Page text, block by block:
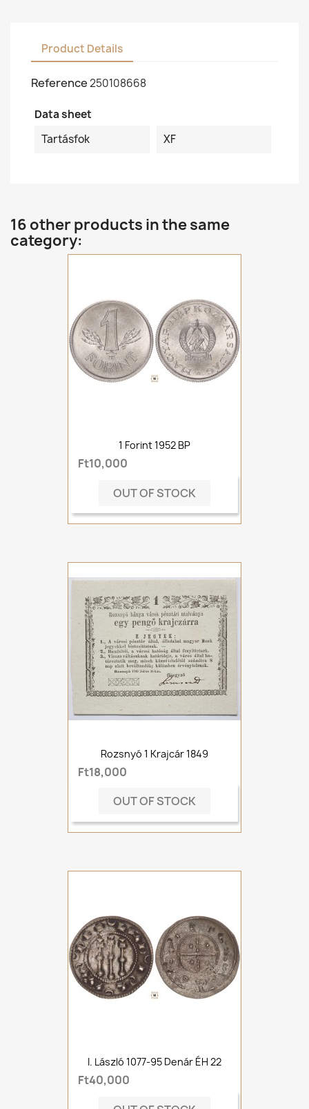
Product Details
Reference250108668
Data sheet
Tartásfok
XF
16 other products in the same
category:
1 Forint 1952 BP
Ft10,000
OUT OF STOCK
Rozsnyó 1 Krajcár 1849
Ft18,000
OUT OF STOCK
I. László 1077-95 Denár ÉH 22
Ft40,000